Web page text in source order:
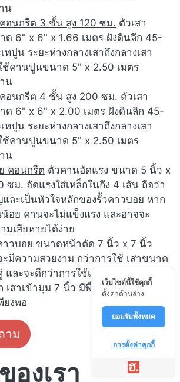
น
อนกรีต 3 ชั้น สูง 120 ซม. ตัวเสา
ด 6" x 6" x 1.66 เมตร ฝังดินลึก 45-
ปูน ระยะห่างกลางเสาถึงกลางเสา
ช้คานปูนขนาด 5" x 2.50 เมตร
น
อนกรีต 4 ชั้น สูง 200 ซม. ตัวเสา
ด 6" x 6" x 2.00 เมตร ฝังดินลึก 45-
ปูน ระยะห่างกลางเสาถึงกลางเสา
ช้คานปูนขนาด 5" x 2.50 เมตร
น
คอนกรีต ตัวคานอัดแรง ขนาด 5 นิ้ว x
ซม. อัดแรงใส่เหล็กในถึง 4 เส้น ถือว่า
ละเป็นหัวใจหลักของรั้วคาวบอย หาก
อย คานจะไม่แข็งแรง และอาจจะ
มเสียหายได้ง่าย
าวบอย ขนาดหน้าตัด 7 นิ้ว x 7 นิ้ว
ะมีความสวยงาม กว่าการใช้ เสาขนาด
ละจะดีกว่าการใช้เสาเข้ามุม ขนาด 6
เสาเข้ามุม 7 นิ้ว มีพื้นที่ในการรับน้ำ
ยงพอ
าม
องเรา
เว็บไซต์นี้ใช้คุกกี้
ตั้งค่าด้านล่าง
ยอมรับทั้งหมด
การตั้งค่าคุกกี้